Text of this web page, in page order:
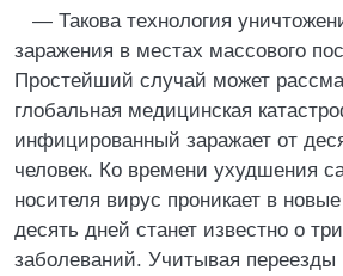
— Такова технология
заражения в местах массового
Простейший случай может
глобальная медицинская
инфицированный заражает от
человек. Ко времени ухудшения
носителя вирус проникает в
десять дней станет известно о
заболеваний. Учитывая переезды